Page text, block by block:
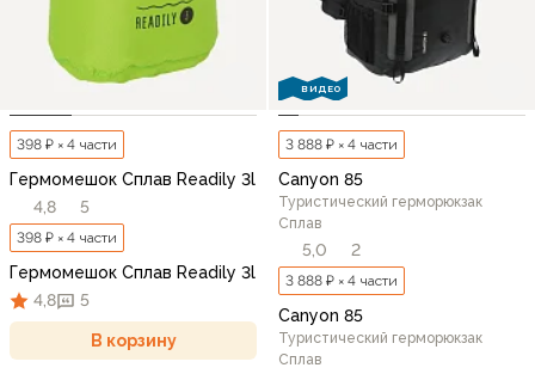
398 ₽ × 4 части
Гермомешок Сплав Readily 3l
4,8
5
398 ₽ × 4 части
Гермомешок Сплав Readily 3l
4,8
5
В корзину
ВИДЕО
3 888 ₽ × 4 части
Canyon 85
Туристический герморюкзак
Сплав
5,0 2
3 888 ₽ × 4 части
Canyon 85
Туристический герморюкзак
Сплав